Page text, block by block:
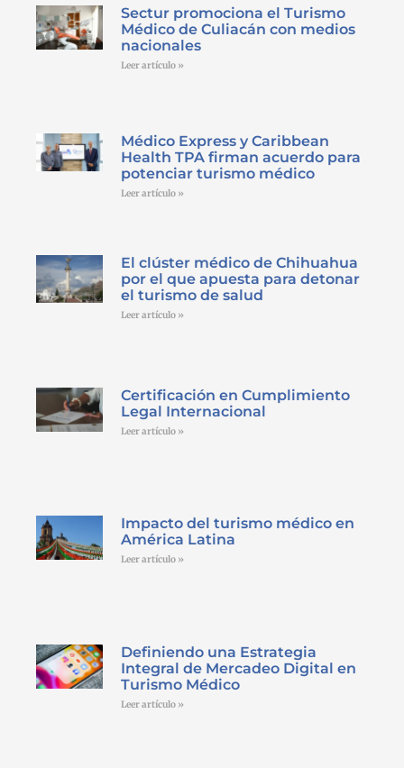
Sectur promociona el Turismo
Médico de Culiacán con medios
nacionales
Leer artículo »
Médico Express y Caribbean
Health TPA firman acuerdo para
potenciar turismo médico
Leer artículo »
El clúster médico de Chihuahua
por el que apuesta para detonar
el turismo de salud
Leer artículo »
Certificación en Cumplimiento
Legal Internacional
Leer artículo »
Impacto del turismo médico en
América Latina
Leer artículo »
Definiendo una Estrategia
Integral de Mercadeo Digital en
Turismo Médico
Leer artículo »